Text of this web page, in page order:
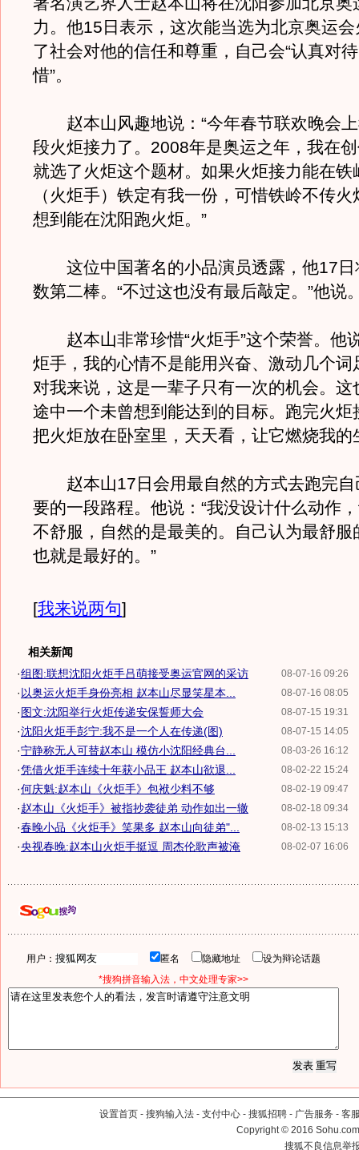
力。他15日表示，这次能当选为北京奥运
了社会对他的信任和尊重，自己会“认真对
惜”。
赵本山风趣地说：“今年春节联欢晚会上
段火炬接力了。2008年是奥运之年，我在
就选了火炬这个题材。如果火炬接力能在铁
（火炬手）铁定有我一份，可惜铁岭不传火
想到能在沈阳跑火炬。”
这位中国著名的小品演员透露，他17日
数第二棒。“不过这也没有最后敲定。”他说
赵本山非常珍惜“火炬手”这个荣誉。他
炬手，我的心情不是能用兴奋、激动几个词
对我来说，这是一辈子只有一次的机会。这
途中一个未曾想到能达到的目标。跑完火炬
把火炬放在卧室里，天天看，让它燃烧我的
赵本山17日会用最自然的方式去跑完自
要的一段路程。他说：“我没设计什么动作
不舒服，自然的是最美的。自己认为最舒服
也就是最好的。”
[我来说两句]
相关新闻
08-07-16 09:26
·组图:联想沈阳火炬手吕萌接受奥运官网的采访
08-07-16 08:05
· 以奥运火炬手身份亮相 赵本山尽显笑星本...
08-07-15 19:31
·图文:沈阳举行火炬传递安保誓师大会
08-07-15 14:05
·沈阳火炬手彭宁:我不是一个人在传递(图)
08-03-26 16:12
·宁静称无人可替赵本山 模仿小沈阳经典台...
08-02-22 15:24
·凭借火炬手连续十年获小品王 赵本山欲退...
08-02-19 09:47
·何庆魁:赵本山《火炬手》包袱少料不够
08-02-18 09:34
·赵本山《火炬手》被指抄袭徒弟 动作如出一辙
08-02-13 15:13
·春晚小品《火炬手》笑果多 赵本山向徒弟"...
08-02-07 16:06
·央视春晚:赵本山火炬手挺逗 周杰伦歌声被淹
用户： 匿名 隐藏地址
设为辩论话题
*搜狗拼音输入法，中文处理专家>>
设置首页 - 搜狗输入法 - 支付中心 - 搜狐招聘 - 广告服务 - 客
Copyright©2016
搜狐不良信息举